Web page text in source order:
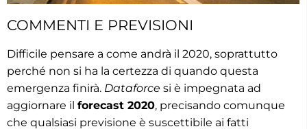
COMMENTI E PREVISIONI
Difficile pensare a come andrà il 2020, soprattutto
perché non si ha la certezza di quando questa
emergenza finirà. Dataforce si è impegnata ad
aggiornare il forecast 2020, precisando comunque
che qualsiasi previsione è suscettibile ai fatti